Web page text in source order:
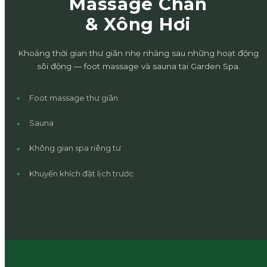
& Xông Hơi
Khoảng thời gian thư giãn nhẹ nhàng sau những hoạt động
sôi động — foot massage và sauna tại Garden Spa.
Foot massage thư giãn
Sauna
Không gian spa riêng tư
Khuyến khích đặt lịch trước